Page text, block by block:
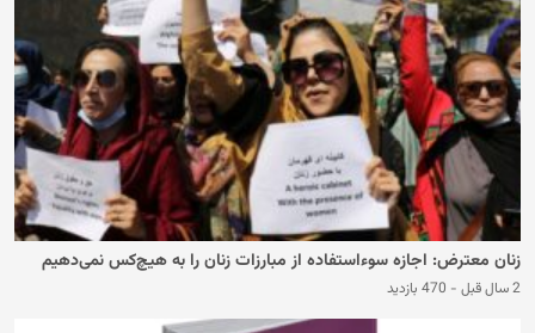
زنان معترض: اجازه سوءاستفاده از مبارزات زنان را به هیچ‌کس نمی‌دهیم
2 سال قبل - 470 بازدید